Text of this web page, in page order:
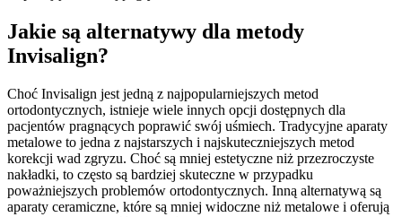
Jakie są alternatywy dla metody
Invisalign?
Choć Invisalign jest jedną z najpopularniejszych metod
ortodontycznych, istnieje wiele innych opcji dostępnych dla
pacjentów pragnących poprawić swój uśmiech. Tradycyjne aparaty
metalowe to jedna z najstarszych i najskuteczniejszych metod
korekcji wad zgryzu. Choć są mniej estetyczne niż przezroczyste
nakładki, to często są bardziej skuteczne w przypadku
poważniejszych problemów ortodontycznych. Inną alternatywą są
aparaty ceramiczne, które są mniej widoczne niż metalowe i oferują